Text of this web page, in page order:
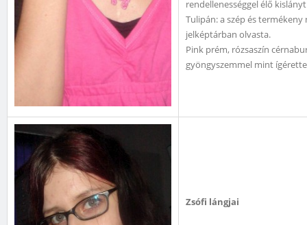
rendellenességgel élő
Tulipán: a szép és
jelképtárban olvasta.
Pink prém, rózsaszín
gyöngyszemmel mint
Zsófi lángjai